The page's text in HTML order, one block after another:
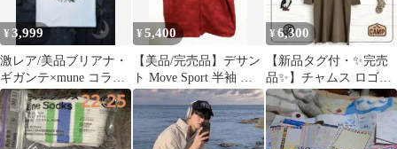
¥3,999
激レア/美品ブリアナ・
ギガンテ×mune コラボ
Tシャツ妖怪サークル
¥5,400
【美品/完売品】デサン
ト Move Sport 半袖 フ
ルジップパーカー XL
¥6,300
【新品タグ付・✨完売
品✨】チャムス ロゴ長
袖ワンピース カーキ L
両ポケ付